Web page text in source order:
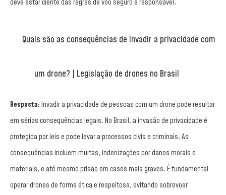
deve estar ciente das regras de voo seguro e responsável.
Quais são as consequências de invadir a privacidade com
um drone? | Legislação de drones no Brasil
Resposta:Invadir a privacidade de pessoas com um drone pode resultar
em sérias consequências legais. No Brasil, a invasão de privacidade é
protegida por leis e pode levar a processos civis e criminais. As
consequências incluem multas, indenizações por danos morais e
materiais, e até mesmo prisão em casos mais graves. É fundamental
operar drones de forma ética e respeitosa, evitando sobrevoar